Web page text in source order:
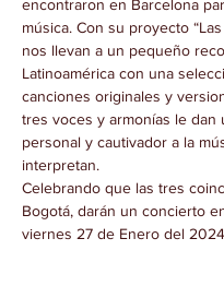
encontraron en Barcelona
música. Con su proyecto
nos llevan a un pequeño
Latinoamérica con una
canciones originales y
tres voces y armonías le dan
personal y cautivador a la
interpretan.
Celebrando que las tres
Bogotá, darán un concierto
viernes 27 de Enero del